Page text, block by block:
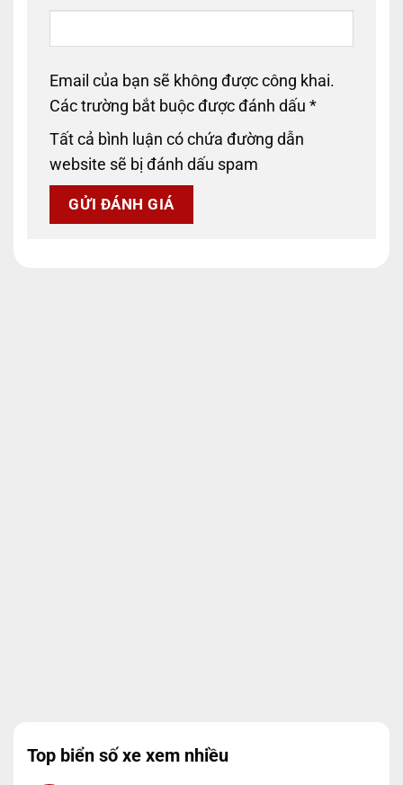
Email của bạn sẽ không được công khai.
Các trường bắt buộc được đánh dấu *
Tất cả bình luận có chứa đường dẫn
website sẽ bị đánh dấu spam
Top biển số xe xem nhiều